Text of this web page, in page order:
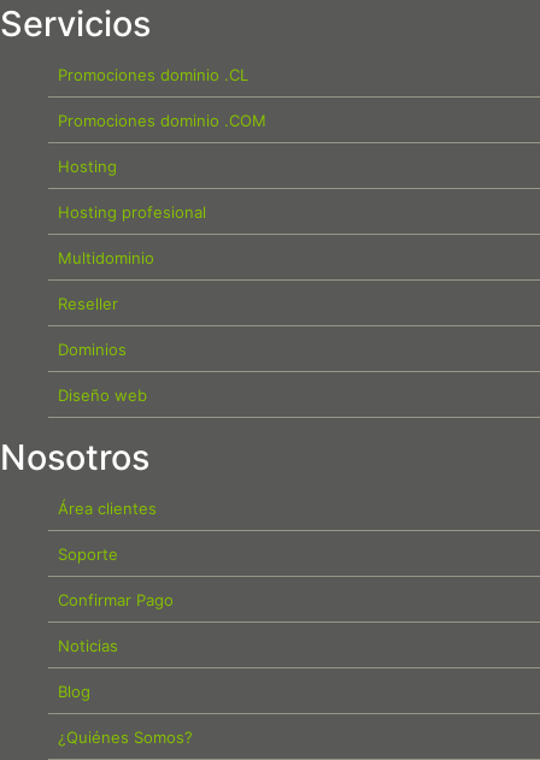
Servicios
Promociones dominio .CL
Promociones dominio .COM
Hosting
Hosting profesional
Multidominio
Reseller
Dominios
Diseño web
Nosotros
Área clientes
Soporte
Confirmar Pago
Noticias
Blog
¿Quiénes Somos?